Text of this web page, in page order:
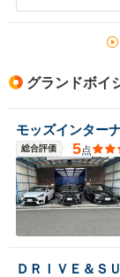
グランドボイ
モッズインター
総合評価 5点
ＤＲＩＶＥ＆Ｓ